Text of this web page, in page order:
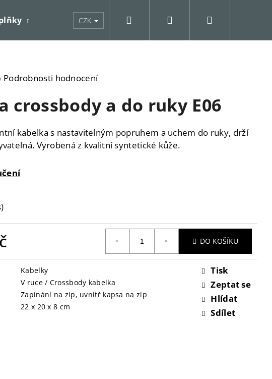
Pro pejskaře Kolekce
CZK Přihlášení
Podrobnosti hodnocení
crossbody a do ruky E06
kabelka s nastavitelným popruhem a uchem do ruky, drží
Vyrobená z kvalitní syntetické kůže.
DO KOŠÍKU
Kabelky
V ruce / Crossbody kabelka
Zapínání na zip, uvnitř kapsa na zip
22 x 20 x 8 cm
Tisk
Zeptat se
Hlídat
Sdílet